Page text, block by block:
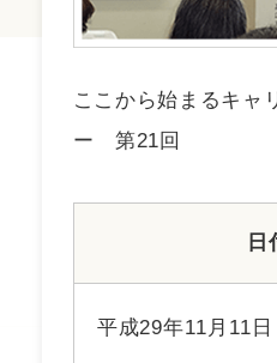
ここから始まるキャ
ー 第21回
日
平成29年11月11日